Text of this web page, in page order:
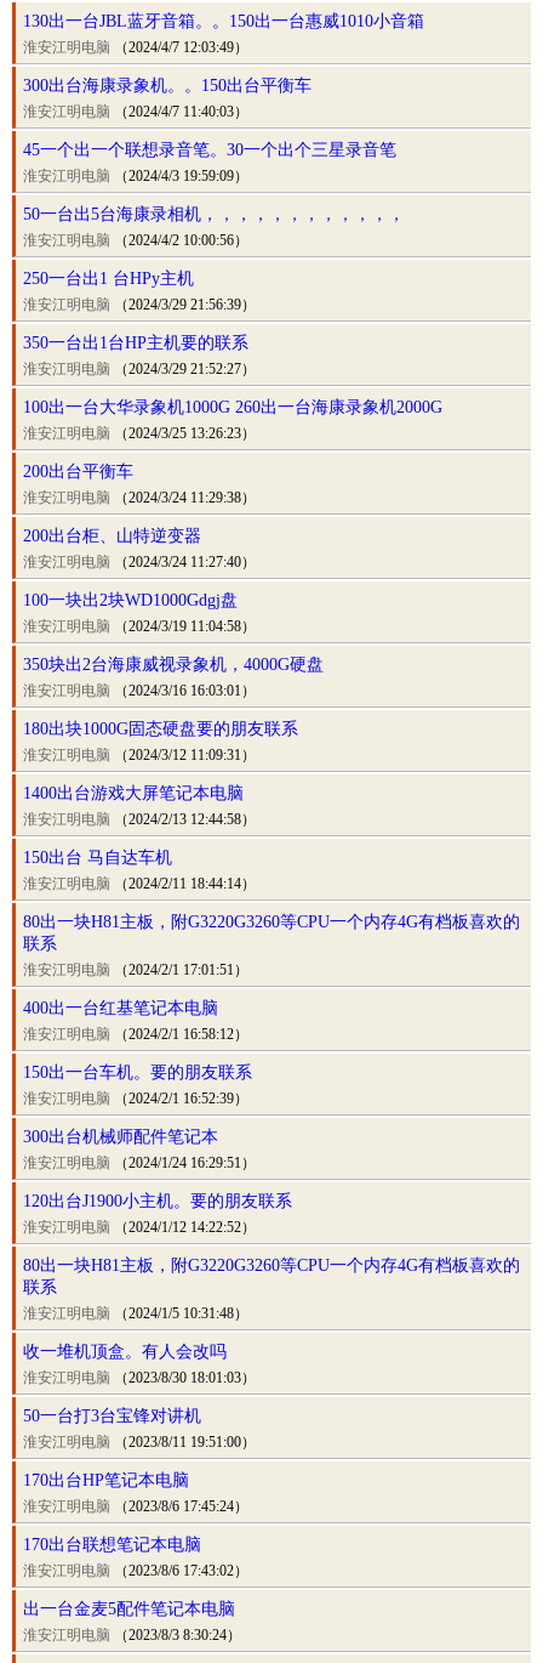
130出一台JBL蓝牙音箱。。150出一台惠威1010小音箱
淮安江明电脑 （2024/4/7 12:03:49）
300出台海康录象机。。150出台平衡车
淮安江明电脑 （2024/4/7 11:40:03）
45一个出一个联想录音笔。30一个出个三星录音笔
淮安江明电脑 （2024/4/3 19:59:09）
50一台出5台海康录相机，，，，，，，，，，，，
淮安江明电脑 （2024/4/2 10:00:56）
250一台出1 台HPy主机
淮安江明电脑 （2024/3/29 21:56:39）
350一台出1台HP主机要的联系
淮安江明电脑 （2024/3/29 21:52:27）
100出一台大华录象机1000G 260出一台海康录象机2000G
淮安江明电脑 （2024/3/25 13:26:23）
200出台平衡车
淮安江明电脑 （2024/3/24 11:29:38）
200出台柜、山特逆变器
淮安江明电脑 （2024/3/24 11:27:40）
100一块出2块WD1000Gdgj盘
淮安江明电脑 （2024/3/19 11:04:58）
350块出2台海康威视录象机，4000G硬盘
淮安江明电脑 （2024/3/16 16:03:01）
180出块1000G固态硬盘要的朋友联系
淮安江明电脑 （2024/3/12 11:09:31）
1400出台游戏大屏笔记本电脑
淮安江明电脑 （2024/2/13 12:44:58）
150出台 马自达车机
淮安江明电脑 （2024/2/11 18:44:14）
80出一块H81主板，附G3220G3260等CPU一个内存4G有档板喜欢的
联系
淮安江明电脑 （2024/2/1 17:01:51）
400出一台红基笔记本电脑
淮安江明电脑 （2024/2/1 16:58:12）
150出一台车机。要的朋友联系
淮安江明电脑 （2024/2/1 16:52:39）
300出台机械师配件笔记本
淮安江明电脑 （2024/1/24 16:29:51）
120出台J1900小主机。要的朋友联系
淮安江明电脑 （2024/1/12 14:22:52）
80出一块H81主板，附G3220G3260等CPU一个内存4G有档板喜欢的
联系
淮安江明电脑 （2024/1/5 10:31:48）
收一堆机顶盒。有人会改吗
淮安江明电脑 （2023/8/30 18:01:03）
50一台打3台宝锋对讲机
淮安江明电脑 （2023/8/11 19:51:00）
170出台HP笔记本电脑
淮安江明电脑 （2023/8/6 17:45:24）
170出台联想笔记本电脑
淮安江明电脑 （2023/8/6 17:43:02）
出一台金麦5配件笔记本电脑
淮安江明电脑 （2023/8/3 8:30:24）